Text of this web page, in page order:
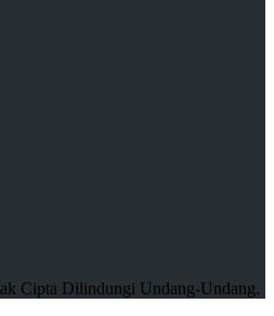
Cipta Dilindungi Undang-Undang.